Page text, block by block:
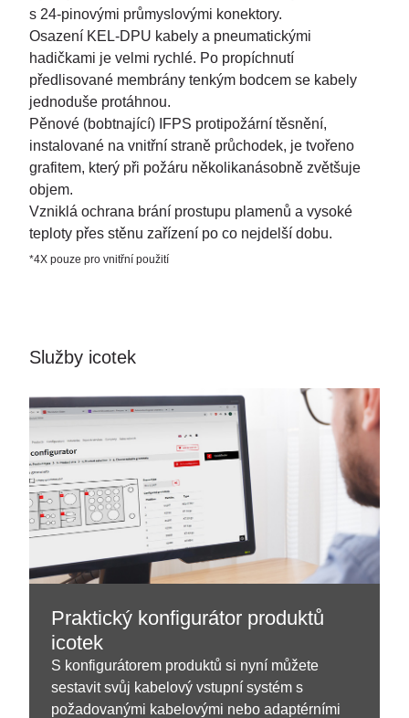
s 24-pinovými průmyslovými konektory.
Osazení KEL-DPU kabely a pneumatickými
hadičkami je velmi rychlé. Po propíchnutí
předlisované membrány tenkým bodcem se kabely
jednoduše protáhnou.
Pěnové (bobtnající) IFPS protipožární těsnění,
instalované na vnitřní straně průchodek, je tvořeno
grafitem, který při požáru několikanásobně zvětšuje
objem.
Vzniklá ochrana brání prostupu plamenů a vysoké
teploty přes stěnu zařízení po co nejdelší dobu.
*4X pouze pro vnitřní použití
Služby icotek
Praktický konfigurátor produktů
icotek
S konfigurátorem produktů si nyní můžete
sestavit svůj kabelový vstupní systém s
požadovanými kabelovými nebo adaptérními